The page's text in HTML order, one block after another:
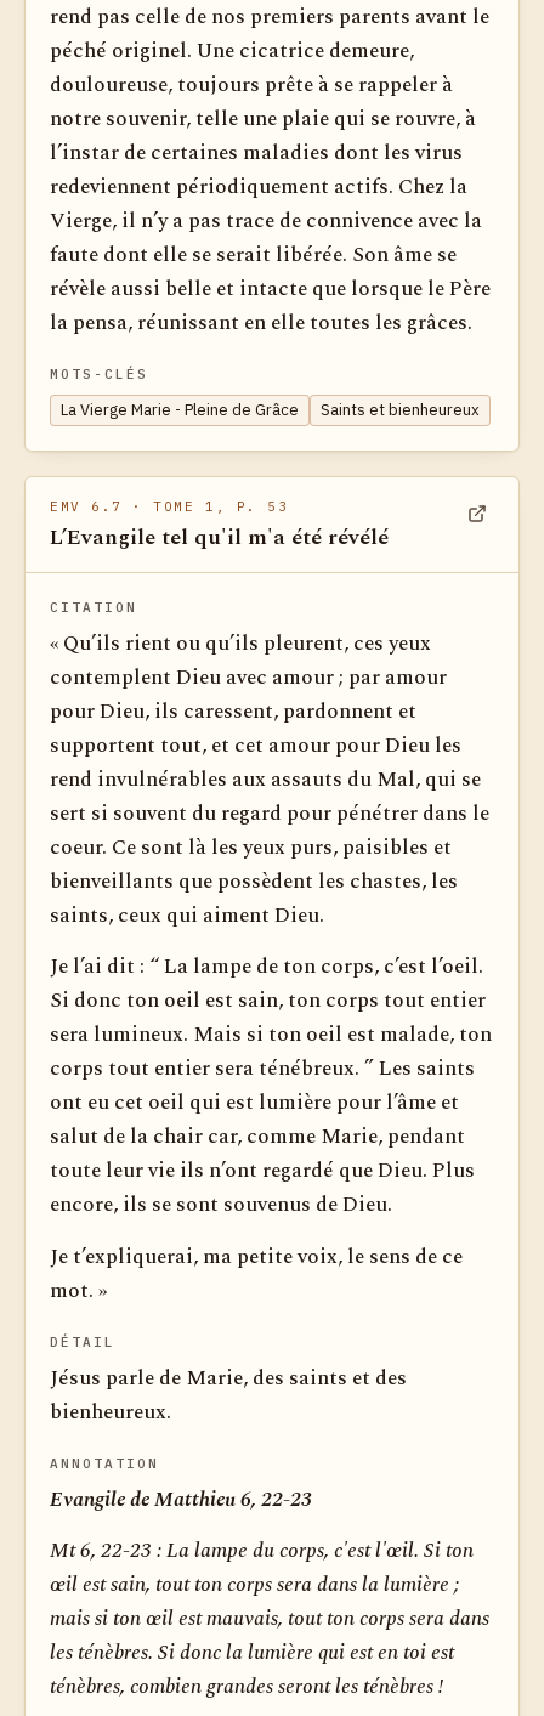
rend pas celle de nos premiers parents avant le
péché originel. Une cicatrice demeure,
douloureuse, toujours prête à se rappeler à
notre souvenir, telle une plaie qui se rouvre, à
l’instar de certaines maladies dont les virus
redeviennent périodiquement actifs. Chez la
Vierge, il n’y a pas trace de connivence avec la
faute dont elle se serait libérée. Son âme se
révèle aussi belle et intacte que lorsque le Père
la pensa, réunissant en elle toutes les grâces.
MOTS-CLÉS
La Vierge Marie - Pleine de Grâce Saints et bienheureux
EMV 6.7 · TOME 1, P. 53
L’Evangile tel qu'il m'a été révélé
CITATION
« Qu’ils rient ou qu’ils pleurent, ces yeux
contemplent Dieu avec amour ; par amour
pour Dieu, ils caressent, pardonnent et
supportent tout, et cet amour pour Dieu les
rend invulnérables aux assauts du Mal, qui se
sert si souvent du regard pour pénétrer dans le
coeur. Ce sont là les yeux purs, paisibles et
bienveillants que possèdent les chastes, les
saints, ceux qui aiment Dieu.
Je l’ai dit : “ La lampe de ton corps, c’est l’oeil.
Si donc ton oeil est sain, ton corps tout entier
sera lumineux. Mais si ton oeil est malade, ton
corps tout entier sera ténébreux. ” Les saints
ont eu cet oeil qui est lumière pour l’âme et
salut de la chair car, comme Marie, pendant
toute leur vie ils n’ont regardé que Dieu. Plus
encore, ils se sont souvenus de Dieu.
Je t’expliquerai, ma petite voix, le sens de ce
mot. »
DÉTAIL
Jésus parle de Marie, des saints et des
bienheureux.
ANNOTATION
Evangile de Matthieu 6, 22-23
Mt 6, 22-23 :La lampe du corps, c'est l'œil. Si ton
œil est sain, tout ton corps sera dans la lumière ;
mais si ton œil est mauvais, tout ton corps sera dans
les ténèbres. Si donc la lumière qui est en toi est
ténèbres, combien grandes seront les ténèbres !